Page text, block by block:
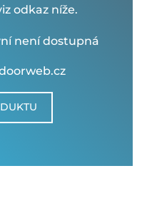
odkaz níže.
není dostupná